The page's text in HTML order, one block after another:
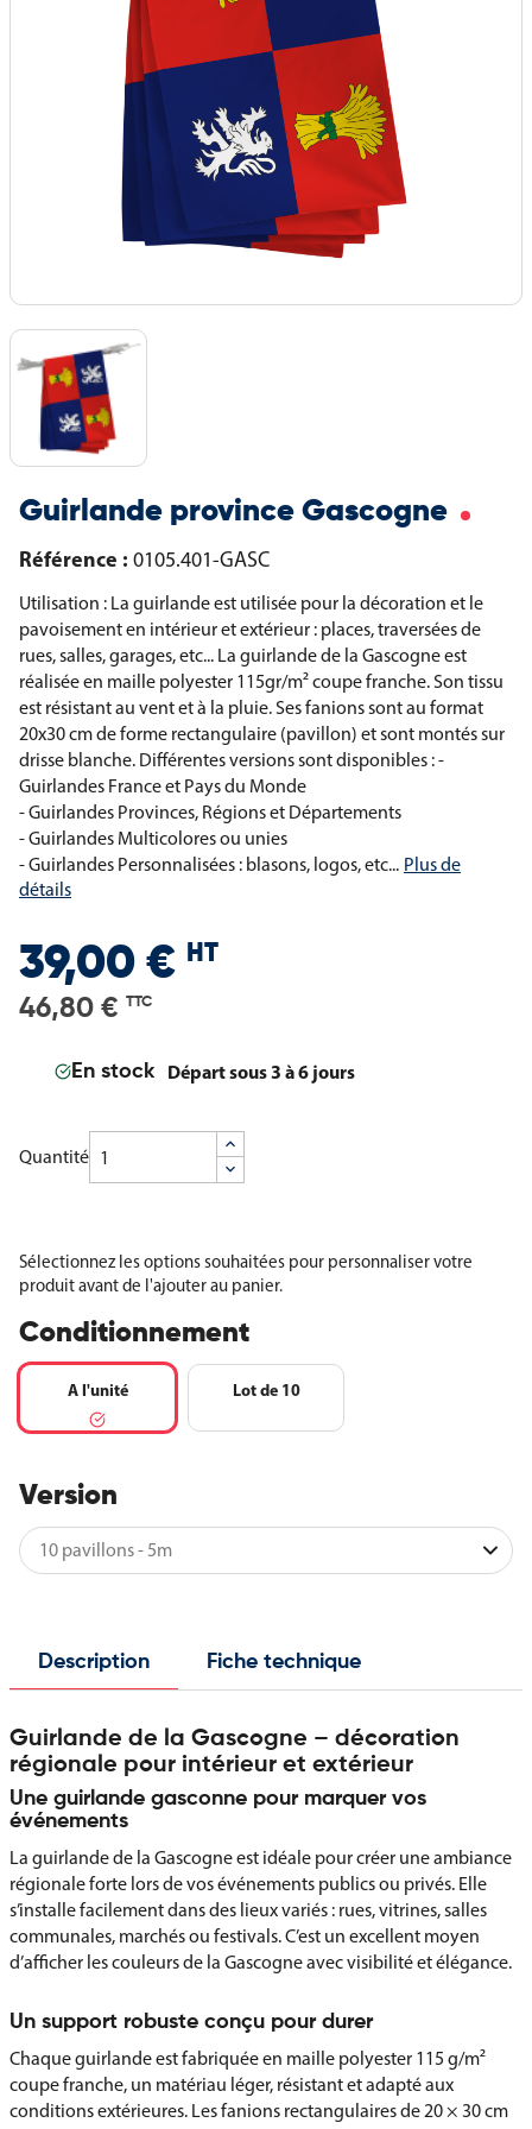
Guirlande province Gascogne
Référence : 0105.401-GASC
Utilisation : La guirlande est utilisée pour la décoration et le
pavoisement en intérieur et extérieur : places, traversées de
rues, salles, garages, etc... La guirlande de la Gascogne est
réalisée en maille polyester 115gr/m² coupe franche.Son tissu
est résistant au vent et à la pluie. Ses fanions sont au format
20x30 cm de forme rectangulaire (pavillon) et sont montés sur
drisse blanche. Différentes versions sont disponibles :-
Guirlandes France et Pays du Monde
- Guirlandes Provinces, Régions et Départements
- Guirlandes Multicolores ou unies
- Guirlandes Personnalisées : blasons, logos, etc... Plus de
détails
39,00 € HT
46,80 € TTC
En stock Départ sous 3 à 6 jours
Quantité
Sélectionnez les options souhaitées pour personnaliser votre
produit avant de l'ajouter au panier.
Conditionnement
A l'unité Lot de 10
Version
Description Fiche technique
Guirlande de la Gascogne – décoration
régionale pour intérieur et extérieur
Une guirlande gasconne pour marquer vos
événements
La guirlande de la Gascogne est idéale pour créer une ambiance
régionale forte lors de vos événements publics ou privés. Elle
s’installe facilement dans des lieux variés : rues, vitrines, salles
communales, marchés ou festivals. C’est un excellent moyen
d’afficher les couleurs de la Gascogne avec visibilité et élégance.
Un support robuste conçu pour durer
Chaque guirlande est fabriquée en maille polyester 115 g/m²
coupe franche, un matériau léger, résistant et adapté aux
conditions extérieures. Les fanions rectangulaires de 20 × 30 cm